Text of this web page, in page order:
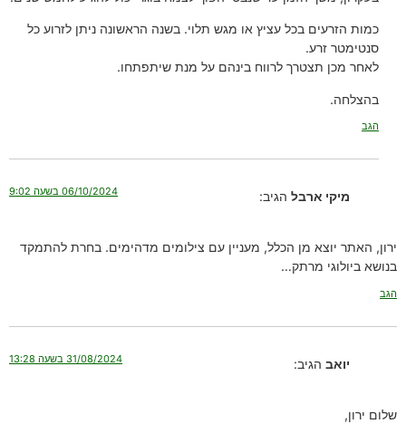
כמות הזרעים בכל עציץ או מגש תלוי. בשנה הראשונה ניתן לזרוע כל
סנטימטר זרע.
לאחר מכן תצטרך לרווח בינהם על מנת שיתפתחו.
בהצלחה.
הגב
מיקי ארבל הגיב: 06/10/2024 בשעה 9:02
ירון, האתר יוצא מן הכלל, מעניין עם צילומים מדהימים. בחרת להתמקד
בנושא ביולוגי מרתק…
הגב
יואב הגיב: 31/08/2024 בשעה 13:28
שלום ירון,